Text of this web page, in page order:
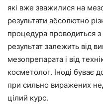
які вже зважилися на
результати абсолютно
процедура проводиться з
результат залежить від
мезопрепарата і від
косметолог. Іноді буває
при сильно виражених
цілий курс.